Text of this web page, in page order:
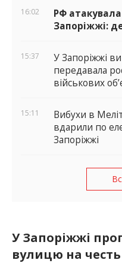
16:02
РФ
Запоріжжі:
15:37
У Запоріжжі
передавала
військових
15:11
Вибухи в
вдарили по
Запоріжжі
У Запоріжжі
вулицю на честь